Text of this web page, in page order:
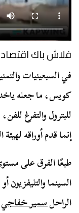
فلاش باك
في السبعينيات
كويس، ما جعله
للبترول والتفرغ
إنما قدم أوراقه
طبعًا الفرق على
السينما
الراحلسمير خفاجي